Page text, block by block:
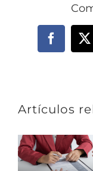
Facebook
X
Artículos